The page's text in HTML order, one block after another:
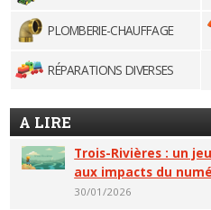
PLOMBERIE-CHAUFFAGE
RÉPARATIONS DIVERSES
A LIRE
Trois-Rivières : un
aux impacts du
30/01/2026